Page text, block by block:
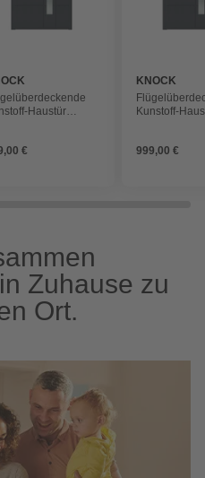
Haustür
€
KNOCK
Kunstoff-
999,00 €
Zuhause zu
Ort.